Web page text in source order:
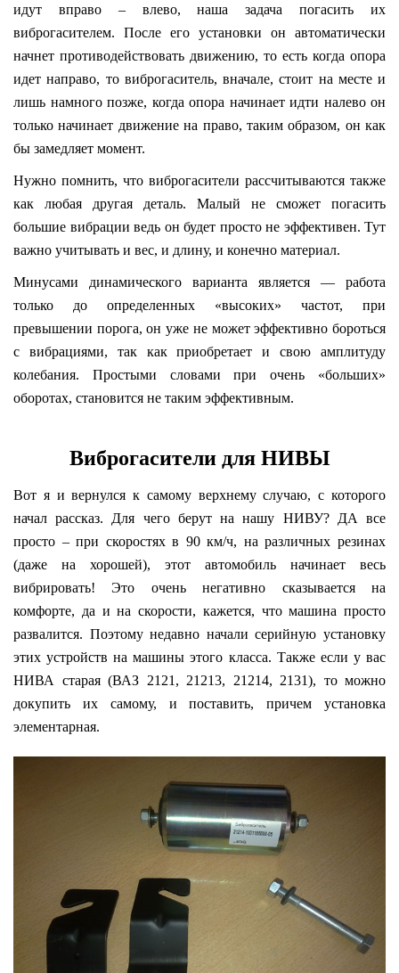
идут вправо – влево, наша задача погасить их
виброгасителем. После его установки он автоматически
начнет противодействовать движению, то есть когда опора
идет направо, то виброгаситель, вначале, стоит на месте и
лишь намного позже, когда опора начинает идти налево он
только начинает движение на право, таким образом, он как
бы замедляет момент.
Нужно помнить, что виброгасители рассчитываются также
как любая другая деталь. Малый не сможет погасить
большие вибрации ведь он будет просто не эффективен. Тут
важно учитывать и вес, и длину, и конечно материал.
Минусами динамического варианта является — работа
только до определенных «высоких» частот, при
превышении порога, он уже не может эффективно бороться
с вибрациями, так как приобретает и свою амплитуду
колебания. Простыми словами при очень «больших»
оборотах, становится не таким эффективным.
Виброгасители для НИВЫ
Вот я и вернулся к самому верхнему случаю, с которого
начал рассказ. Для чего берут на нашу НИВУ? ДА все
просто – при скоростях в 90 км/ч, на различных резинах
(даже на хорошей), этот автомобиль начинает весь
вибрировать! Это очень негативно сказывается на
комфорте, да и на скорости, кажется, что машина просто
развалится. Поэтому недавно начали серийную установку
этих устройств на машины этого класса. Также если у вас
НИВА старая (ВАЗ 2121, 21213, 21214, 2131), то можно
докупить их самому, и поставить, причем установка
элементарная.